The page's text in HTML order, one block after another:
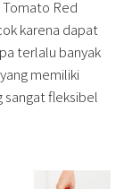
Tomato Red
karena dapat
terlalu banyak
memiliki
sangat fleksibel